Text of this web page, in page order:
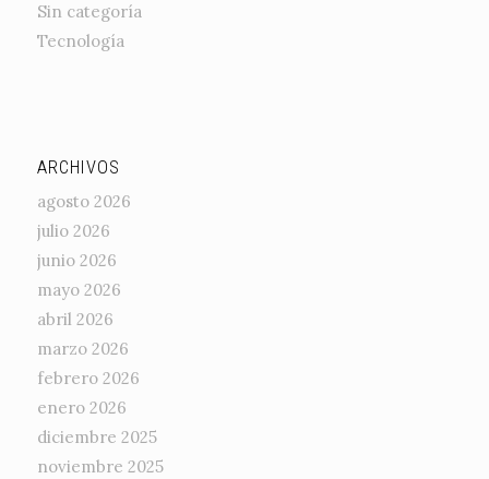
Sin categoría
Tecnología
ARCHIVOS
agosto 2026
julio 2026
junio 2026
mayo 2026
abril 2026
marzo 2026
febrero 2026
enero 2026
diciembre 2025
noviembre 2025